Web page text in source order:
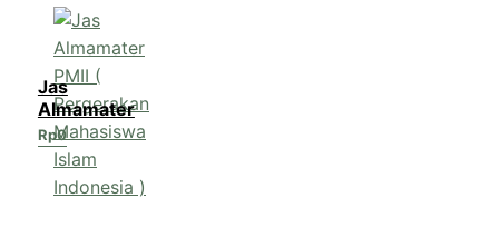
Jas
Almamater
Rp0